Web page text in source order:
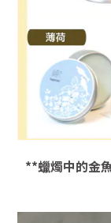
**蠟燭中的金